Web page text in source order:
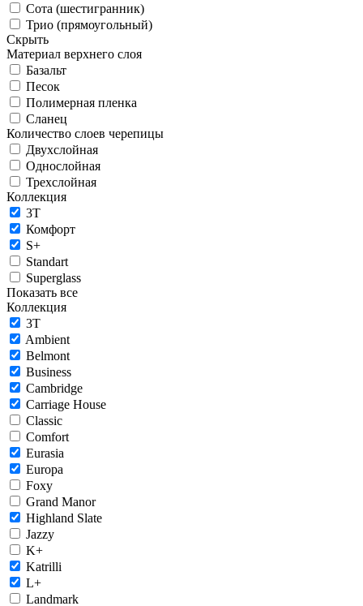
Сота (шестигранник)
Трио (прямоугольный)
Скрыть
Материал верхнего слоя
Базальт
Песок
Полимерная пленка
Сланец
Количество слоев черепицы
Двухслойная
Однослойная
Трехслойная
Коллекция
3T
Комфорт
S+
Standart
Superglass
Показать все
Коллекция
3T
Ambient
Belmont
Business
Cambridge
Carriage House
Classic
Comfort
Eurasia
Europa
Foxy
Grand Manor
Highland Slate
Jazzy
K+
Katrilli
L+
Landmark